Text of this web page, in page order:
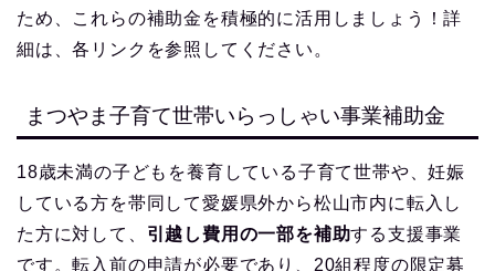
ため、これらの補助金を積極的に活用しましょう！詳
細は、各リンクを参照してください。
まつやま子育て世帯いらっしゃい事業補助金
18歳未満の子どもを養育している子育て世帯や、妊娠
している方を帯同して愛媛県外から松山市内に転入し
た方に対して、 引越し費用の一部を補助する支援事業
です。転入前の申請が必要であり、20組程度の限定募